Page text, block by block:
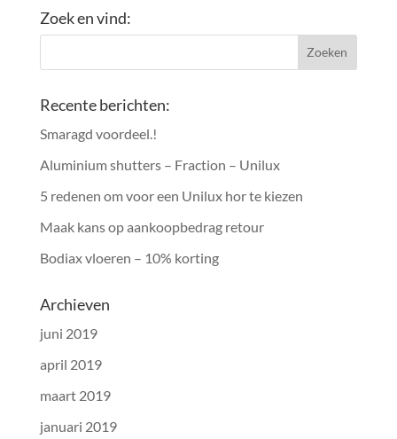
Zoek en vind:
Recente berichten:
Smaragd voordeel.!
Aluminium shutters – Fraction – Unilux
5 redenen om voor een Unilux hor te kiezen
Maak kans op aankoopbedrag retour
Bodiax vloeren – 10% korting
Archieven
juni 2019
april 2019
maart 2019
januari 2019